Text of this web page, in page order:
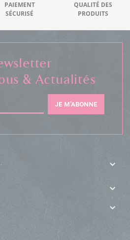
PAIEMENT
SÉCURISÉ
QUALITÉ DES
PRODUITS
& Actualités
JE M'ABONNE